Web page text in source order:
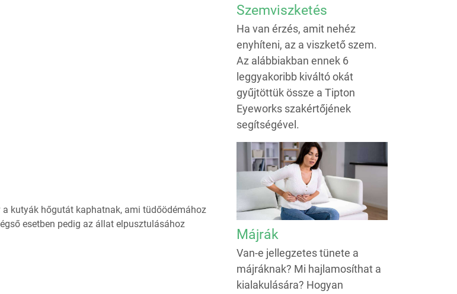
kutyák hőgutát kaphatnak, ami tüdőödémához
esetben pedig az állat elpusztulásához
Szemviszketés
Ha van érzés, amit nehéz
enyhíteni, az a viszkető szem.
Az alábbiakban ennek 6
leggyakoribb kiváltó okát
gyűjtöttük össze a Tipton
Eyeworks szakértőjének
segítségével.
Májrák
Van-e jellegzetes tünete a
májráknak? Mi hajlamosíthat a
kialakulására? Hogyan